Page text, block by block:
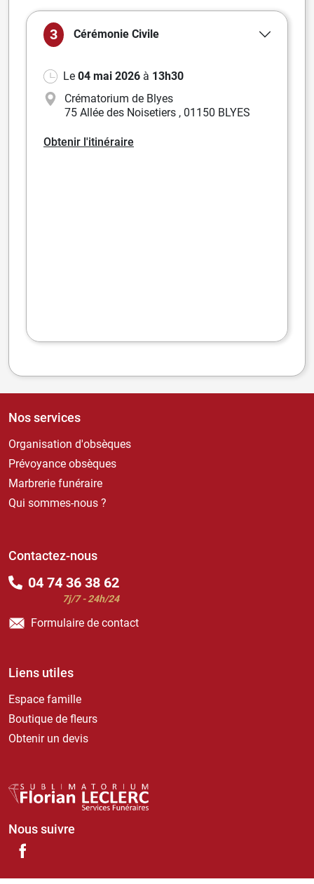
3 Cérémonie Civile
Le 04 mai 2026 à 13h30
Crématorium de Blyes
75 Allée des Noisetiers , 01150 BLYES
Obtenir l'itinéraire
Nos services
Organisation d'obsèques
Prévoyance obsèques
Marbrerie funéraire
Qui sommes-nous ?
Contactez-nous
04 74 36 38 62
7j/7 - 24h/24
Formulaire de contact
Liens utiles
Espace famille
Boutique de fleurs
Obtenir un devis
Nous suivre